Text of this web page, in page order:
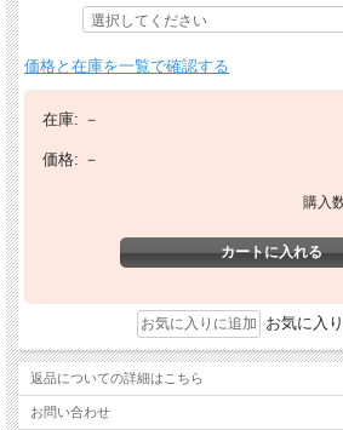
価格と在庫を一覧で確認する
在庫: －
価格: －
購入
お気に入
返品についての詳細はこちら
お問い合わせ